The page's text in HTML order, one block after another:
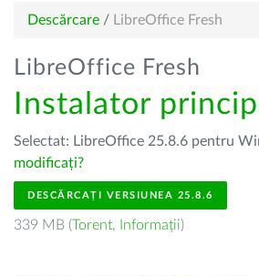
Descărcare / LibreOffice Fresh
LibreOffice Fresh
Instalator
Selectat: LibreOffice 25.8.6 pentru
modificați?
DESCĂRCAȚI VERSIUNEA 25.8.6
339 MB (Torent, Informații)